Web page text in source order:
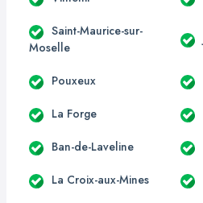
Saint-Maurice-sur-
Moselle
Pouxeux
La Forge
Ban-de-Laveline
La Croix-aux-Mines